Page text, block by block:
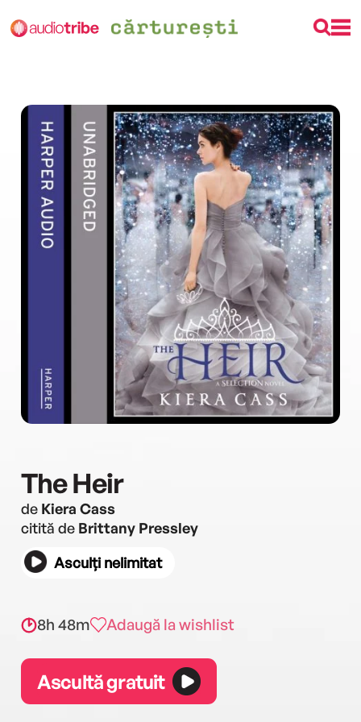
The Heir
de Kiera Cass
citită de Brittany Pressley
Asculți nelimitat
8h 48m Adaugă la wishlist
Ascultă gratuit